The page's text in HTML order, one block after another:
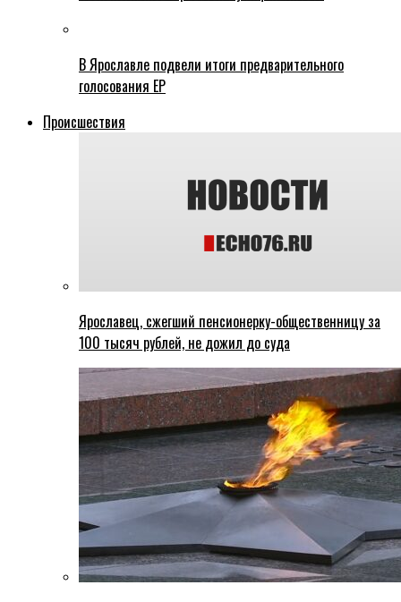
В Ярославле подвели итоги предварительного
голосования ЕР
Происшествия
Ярославец, сжегший пенсионерку-общественницу за
100 тысяч рублей, не дожил до суда